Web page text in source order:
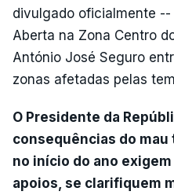
divulgado oficialmente
Aberta na Zona Centro
António José Seguro
zonas afetadas pelas
O Presidente da
consequências do
no início do ano
apoios, se clarifiquem